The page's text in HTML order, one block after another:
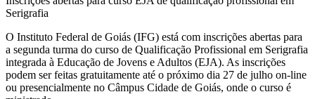
Serigrafia
O Instituto Federal de Goiás (IFG) está com inscrições abertas para
a segunda turma do curso de Qualificação Profissional em Serigrafia
integrada à Educação de Jovens e Adultos (EJA). As inscrições
podem ser feitas gratuitamente até o próximo dia 27 de julho on-line
ou presencialmente no Câmpus Cidade de Goiás, onde o curso é